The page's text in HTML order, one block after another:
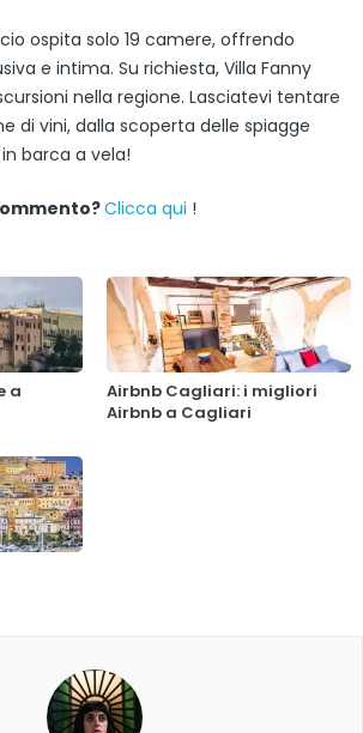
ospita solo 19 camere, offrendo
e intima. Su richiesta, Villa Fanny
nella regione. Lasciatevi tentare
di vini, dalla scoperta delle spiagge
barca a vela!
Clicca qui !
a
Airbnb Cagliari: i migliori
Airbnb a Cagliari